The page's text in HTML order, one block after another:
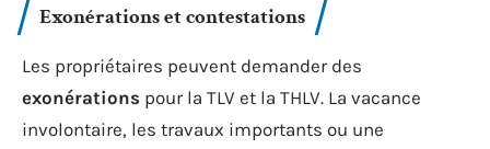
Exonérations et contestations
Les propriétaires peuvent demander des
exonérations pour la TLV et la THLV. La vacance
involontaire, les travaux importants ou une